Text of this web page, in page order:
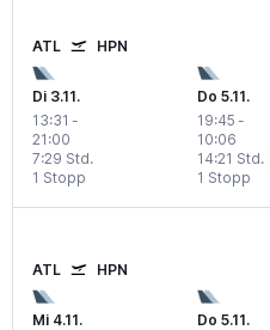
ATL HPN
Di 3.11.
13:31 -
21:00
1 Stopp
7:29 Std.
Do 5.11.
19:45 -
10:06
1 Stopp
14:21 Std.
ATL HPN
Mi 4.11.
Do 5.11.